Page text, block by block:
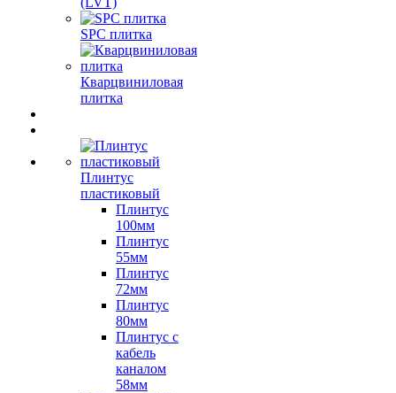
SPC плитка
Кварцвиниловая
плитка
Плинтус
пластиковый
Плинтус
100мм
Плинтус
55мм
Плинтус
72мм
Плинтус
80мм
Плинтус с
кабель
каналом
58мм